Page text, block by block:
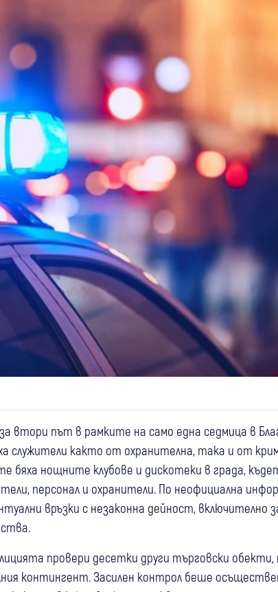
втори път в рамките на само една седмица в
служители както от охранителна, така и от
бяха нощните клубове и дискотеки в града,
персонал и охранители. По неофициална
връзки с незаконна дейност, включително
провери десетки други търговски
контингент. Засилен контрол беше